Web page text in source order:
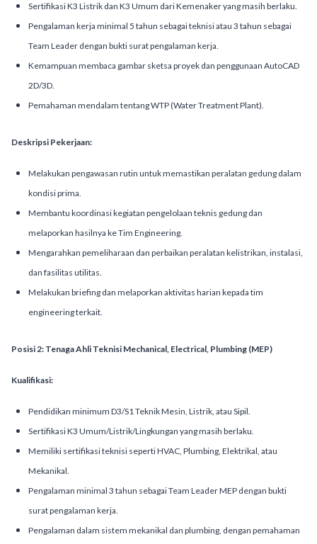
Sertifikasi K3 Listrik dan K3 Umum dari Kemenaker yang masih berlaku.
Pengalaman kerja minimal 5 tahun sebagai teknisi atau 3 tahun sebagai
Team Leader dengan bukti surat pengalaman kerja.
Kemampuan membaca gambar sketsa proyek dan penggunaan AutoCAD
2D/3D.
Pemahaman mendalam tentang WTP (Water Treatment Plant).
Deskripsi Pekerjaan:
Melakukan pengawasan rutin untuk memastikan peralatan gedung dalam
kondisi prima.
Membantu koordinasi kegiatan pengelolaan teknis gedung dan
melaporkan hasilnya ke Tim Engineering.
Mengarahkan pemeliharaan dan perbaikan peralatan kelistrikan, instalasi,
dan fasilitas utilitas.
Melakukan briefing dan melaporkan aktivitas harian kepada tim
engineering terkait.
Posisi 2: Tenaga Ahli Teknisi Mechanical, Electrical, Plumbing (MEP)
Kualifikasi:
Pendidikan minimum D3/S1 Teknik Mesin, Listrik, atau Sipil.
Sertifikasi K3 Umum/Listrik/Lingkungan yang masih berlaku.
Memiliki sertifikasi teknisi seperti HVAC, Plumbing, Elektrikal, atau
Mekanikal.
Pengalaman minimal 3 tahun sebagai Team Leader MEP dengan bukti
surat pengalaman kerja.
Pengalaman dalam sistem mekanikal dan plumbing, dengan pemahaman